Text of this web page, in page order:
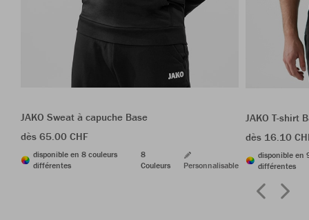
JAKO Sweat à capuche Base
dès 65.00 CHF
disponible en 8 couleurs
différentes
8
Couleurs
Personnalisable
JAKO T-shirt
dès 16.10
disponible en
différentes